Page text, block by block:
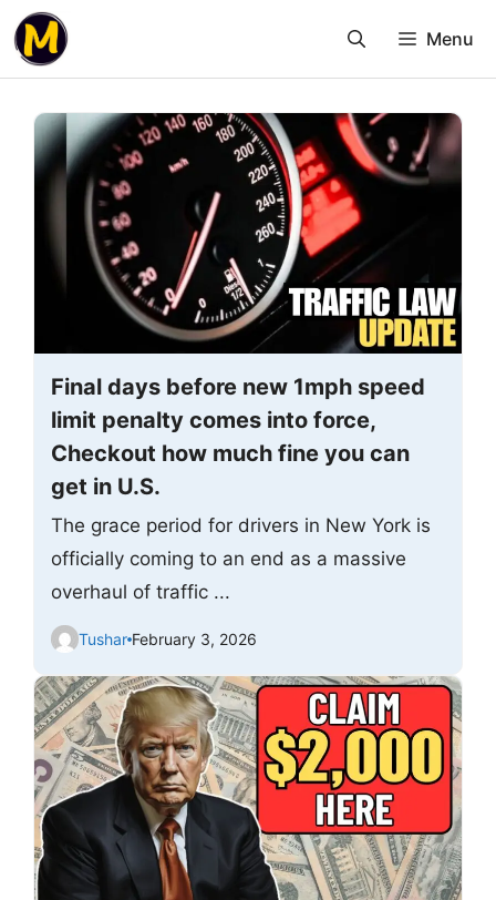
Skip
to
Menu
Final days before new 1mph speed
limit penalty comes into force,
Checkout how much fine you can
get in U.S.
The grace period for drivers in New York is
officially coming to an end as a massive
overhaul of traffic ...
Tushar February 3, 2026